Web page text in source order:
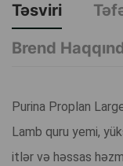
Təsviri
Brend
Purina Proplan
Lamb quru yemi,
itlər və həssas